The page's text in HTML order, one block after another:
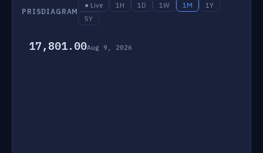
PRISDIAGRAM
● Live 1H 1D 1W 1M
1Y
5Y
17,801.00Aug 9, 2026